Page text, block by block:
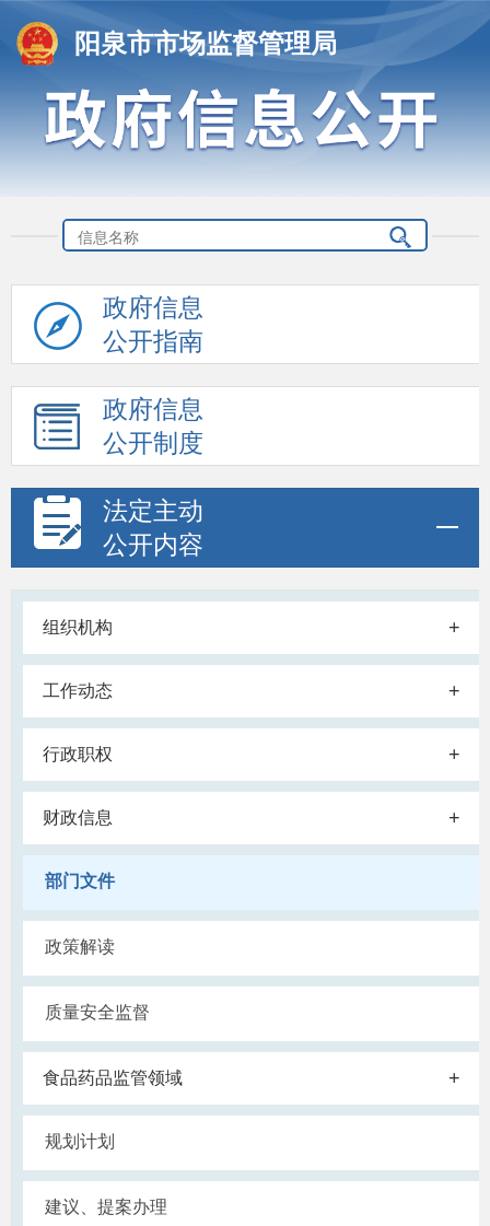
阳泉市市场监督管理局
政府信息
公开指南
政府信息
公开制度
法定主动
公开内容
组织机构 +
工作动态 +
行政职权 +
财政信息 +
部门文件
政策解读
质量安全监督
食品药品监管领域 +
规划计划
建议、提案办理